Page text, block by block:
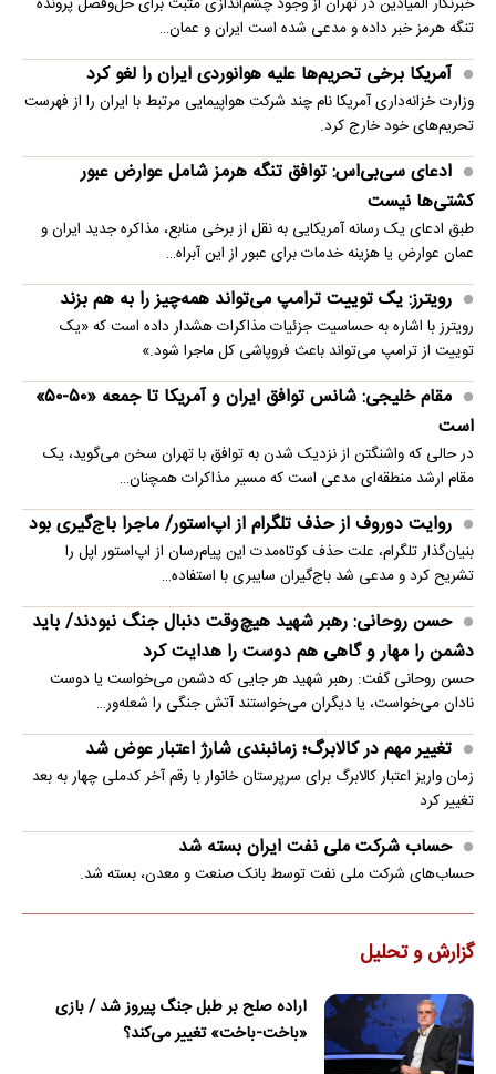
تنگه هرمز خبر داده و مدعی شده است ایران و عمان…
آمریکا برخی تحریم‌ها علیه هوانوردی ایران را لغو کرد
وزارت خزانه‌داری آمریکا نام چند شرکت هواپیمایی مرتبط با ایران را از فهرست
تحریم‌های خود خارج کرد.
ادعای سی‌بی‌اس: توافق تنگه هرمز شامل عوارض عبور
کشتی‌ها نیست
طبق ادعای یک رسانه آمریکایی به نقل از برخی منابع، مذاکره جدید ایران و
عمان عوارض یا هزینه خدمات برای عبور از این آبراه…
رویترز: یک توییت ترامپ می‌تواند همه‌چیز را به هم بزند
رویترز با اشاره به حساسیت جزئیات مذاکرات هشدار داده است که «یک
توییت از ترامپ می‌تواند باعث فروپاشی کل ماجرا شود.»
مقام خلیجی: شانس توافق ایران و آمریکا تا جمعه «۵۰-۵۰»
است
در حالی که واشنگتن از نزدیک شدن به توافق با تهران سخن می‌گوید، یک
مقام ارشد منطقه‌ای مدعی است که مسیر مذاکرات همچنان…
روایت دوروف از حذف تلگرام از اپ‌استور/ ماجرا باج‌گیری بود
بنیان‌گذار تلگرام، علت حذف کوتاه‌مدت این پیام‌رسان از اپ‌استور اپل را
تشریح کرد و مدعی شد باج‌گیران سایبری با استفاده…
حسن روحانی: رهبر شهید هیچ‌وقت دنبال جنگ نبودند/ باید
دشمن را مهار و گاهی هم دوست را هدایت کرد
حسن روحانی گفت: رهبر شهید هر جایی که دشمن می‌خواست یا دوست
نادان می‌خواست، یا دیگران می‌خواستند آتش جنگی را شعله‌ور…
تغییر مهم در کالابرگ؛ زمانبندی‌ شارژ اعتبار عوض شد
زمان واریز اعتبار کالابرگ برای سرپرستان خانوار با رقم آخر کدملی چهار به بعد
تغییر کرد
حساب‌ شرکت ملی نفت ایران بسته شد
حساب‌های شرکت ملی نفت توسط بانک صنعت و معدن، بسته شد.
گزارش و تحلیل
اراده صلح بر طبل جنگ پیروز شد / بازی
«باخت-باخت» تغییر می‌کند؟